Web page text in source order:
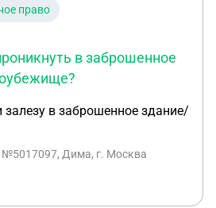
право
в заброшенное
залезу в заброшенное здание/
№5017097, Дима, г. Москва